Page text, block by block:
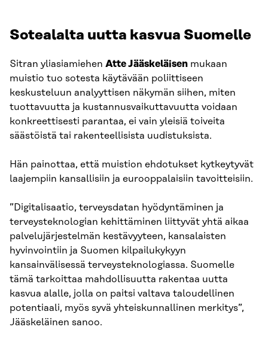
Sotealalta uutta kasvua Suomelle
Sitran yliasiamiehen Atte Jääskeläisen mukaan
muistio tuo sotesta käytävään poliittiseen
keskusteluun analyyttisen näkymän siihen, miten
tuottavuutta ja kustannusvaikutta­vuutta voidaan
konkreettisesti parantaa, ei vain yleisiä toiveita
säästöistä tai rakenteellisista uudistuksista.
Hän painottaa, että muistion ehdotukset kytkeytyvät
laajempiin kansallisiin ja eurooppalaisiin tavoitteisiin.
”Digitalisaatio, terveysdatan hyödyntäminen ja
terveysteknologian kehittäminen liittyvät yhtä aikaa
palvelujärjestelmän kestävyyteen, kansa­laisten
hyvinvointiin ja Suomen kilpailukykyyn
kansainvälisessä terveysteknologiassa. Suomelle
tämä tarkoittaa mahdollisuutta rakentaa uutta
kasvua alalle, jolla on paitsi valtava taloudellinen
potentiaali, myös syvä yhteiskunnallinen merkitys”,
Jääskeläinen sanoo.